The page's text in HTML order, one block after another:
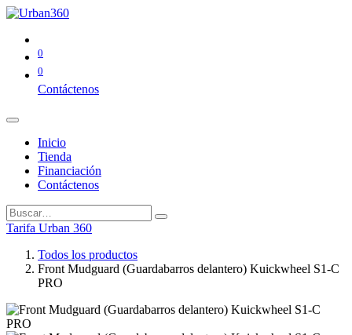
0
0
Contáctenos
Inicio
Tienda
Financiación
Contáctenos
Tarifa Urban 360
Todos los productos
Front Mudguard (Guardabarros delantero) Kuickwheel S1-C
PRO